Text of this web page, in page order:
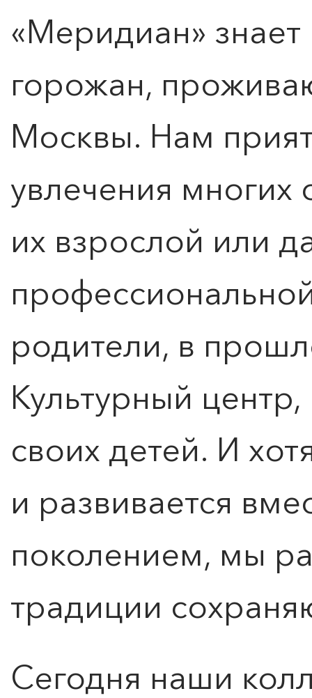
«Меридиан»
горожан,
Москвы. Нам
увлечения многих
их взрослой или
родители, в
Культурный
своих детей. И
и развивается
поколением, мы
традиции
Сегодня наши